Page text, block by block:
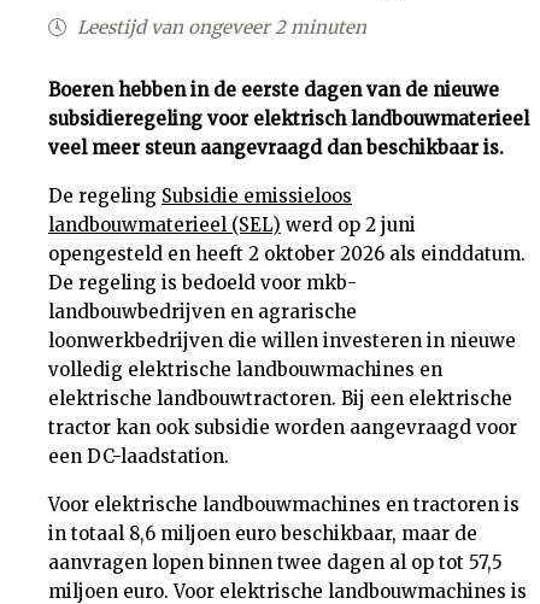
Uit
Feiten
Cijfers
Tuchtrecht
Magazine
Podcast
Dossiers
Nieuwsbrief
Leestijd van ongeveer 2 minuten
Boeren hebben in de eerste dagen van de nieuwe
subsidieregeling voor elektrisch landbouwmaterieel
veel meer steun aangevraagd dan beschikbaar is.
De regeling Subsidie emissieloos
landbouwmaterieel (SEL) werd op 2 juni
opengesteld en heeft 2 oktober 2026 als einddatum.
De regeling is bedoeld voor mkb-
landbouwbedrijven en agrarische
loonwerkbedrijven die willen investeren in nieuwe
volledig elektrische landbouwmachines en
elektrische landbouwtractoren. Bij een elektrische
tractor kan ook subsidie worden aangevraagd voor
een DC-laadstation.
Voor elektrische landbouwmachines en tractoren is
in totaal 8,6 miljoen euro beschikbaar, maar de
aanvragen lopen binnen twee dagen al op tot 57,5
miljoen euro. Voor elektrische landbouwmachines is